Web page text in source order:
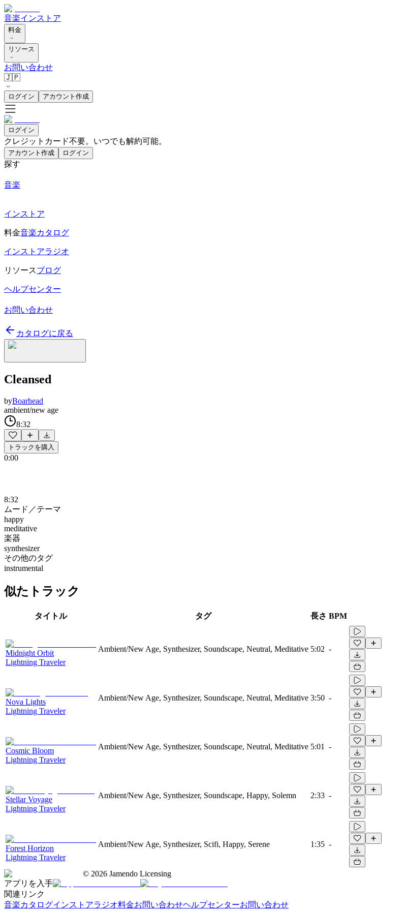
音楽インストア
料金
リソース
お問い合わせ
🇯🇵
ログイン アカウント作成
ログイン
クレジットカード不要。いつでも解約可能。
アカウント作成 ログイン
探す
音楽
インストア
料金音楽カタログ
インストアラジオ
リソースブログ
ヘルプセンター
お問い合わせ
カタログに戻る
Cleansed
byBoarhead
ambient/new age
8:32
トラックを購入
0:00
8:32
ムード／テーマ
happy
meditative
楽器
synthesizer
その他のタグ
instrumental
似たトラック
タイトル タグ 長さ BPM
Midnight Orbit
Lightning Traveler
Ambient/New Age, Synthesizer, Soundscape, Neutral, Meditative 5:02 -
Nova Lights
Lightning Traveler
Ambient/New Age, Synthesizer, Soundscape, Neutral, Meditative 3:50 -
Cosmic Bloom
Lightning Traveler
Ambient/New Age, Synthesizer, Soundscape, Neutral, Meditative 5:01 -
Stellar Voyage
Lightning Traveler
Ambient/New Age, Synthesizer, Soundscape, Happy, Solemn 2:33 -
Forest Horizon
Lightning Traveler
Ambient/New Age, Synthesizer, Scifi, Happy, Serene 1:35 -
© 2026 Jamendo Licensing
アプリを入手
関連リンク
音楽カタログインストアラジオ料金お問い合わせヘルプセンターお問い合わせ